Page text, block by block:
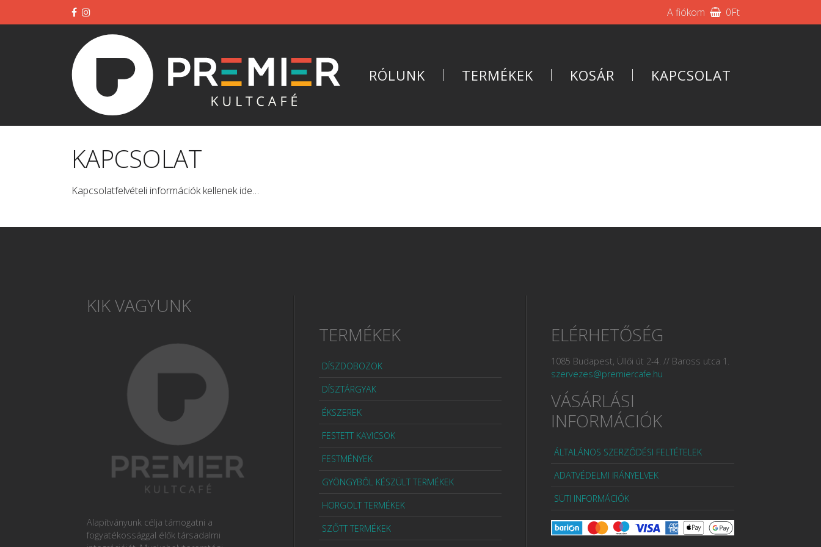
A fiókom 0Ft
RÓLUNK TERMÉKEK KOSÁR KAPCSOLAT
KAPCSOLAT
Kapcsolatfelvételi információk kellenek ide…
KIK VAGYUNK
Alapítványunk célja támogatni a
fogyatékossággal élők társadalmi
TERMÉKEK
DÍSZDOBOZOK
DÍSZTÁRGYAK
ÉKSZEREK
FESTETT KAVICSOK
FESTMÉNYEK
GYÖNGYBŐL KÉSZÜLT TERMÉKEK
HORGOLT TERMÉKEK
SZŐTT TERMÉKEK
ELÉRHETŐSÉG
1085 Budapest, Üllői út 2-4. // Baross utca 1.
szervezes@premiercafe.hu
VÁSÁRLÁSI
INFORMÁCIÓK
ÁLTALÁNOS SZERZŐDÉSI FELTÉTELEK
ADATVÉDELMI IRÁNYELVEK
SÜTI INFORMÁCIÓK